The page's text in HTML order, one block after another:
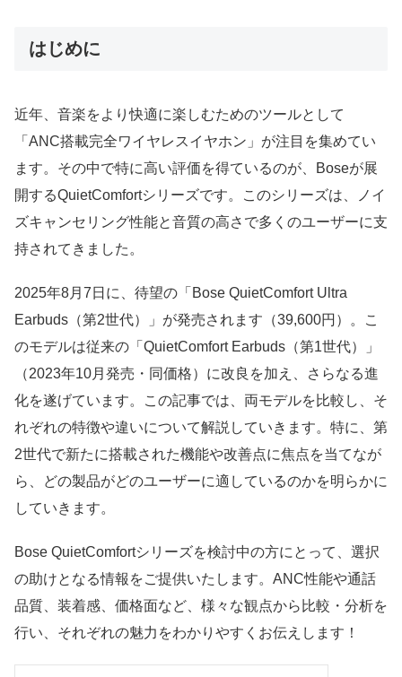
はじめに
近年、音楽をより快適に楽しむためのツールとして
「ANC搭載完全ワイヤレスイヤホン」が注目を集めてい
ます。その中で特に高い評価を得ているのが、Boseが展
開するQuietComfortシリーズです。このシリーズは、ノイ
ズキャンセリング性能と音質の高さで多くのユーザーに支
持されてきました。
2025年8月7日に、待望の「Bose QuietComfort Ultra
Earbuds（第2世代）」が発売されます（39,600円）。こ
のモデルは従来の「QuietComfort Earbuds（第1世代）」
（2023年10月発売・同価格）に改良を加え、さらなる進
化を遂げています。この記事では、両モデルを比較し、そ
れぞれの特徴や違いについて解説していきます。特に、第
2世代で新たに搭載された機能や改善点に焦点を当てなが
ら、どの製品がどのユーザーに適しているのかを明らかに
していきます。
Bose QuietComfortシリーズを検討中の方にとって、選択
の助けとなる情報をご提供いたします。ANC性能や通話
品質、装着感、価格面など、様々な観点から比較・分析を
行い、それぞれの魅力をわかりやすくお伝えします！